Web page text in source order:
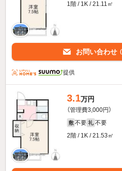
1階 / 1K / 21.11㎡
お問い合わせ
提供
3.1万円
（管理費3,000円）
敷 不要 礼 不要
2階 / 1K / 21.53㎡